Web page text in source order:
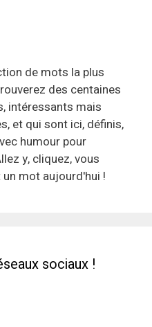
de mots la plus
des centaines
intéressants mais
et qui sont ici, définis,
humour pour
y, cliquez, vous
mot aujourd'hui !
sociaux !